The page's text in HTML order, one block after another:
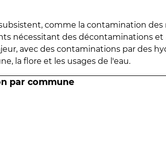
comme la contamination des
nécessitant des décontaminations et
avec des contaminations par des
la flore et les usages de l'eau.
par commune